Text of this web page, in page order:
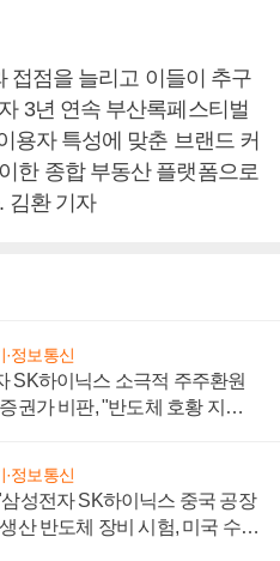
접점을 늘리고 이들이 추구
3년 연속 부산록페스티벌
용자 특성에 맞춘 브랜드 커
한 종합 부동산 플랫폼으로
김환 기자
·정보통신
SK하이닉스 소극적 주주환원
권가 비판, "반도체 호황 지속
·정보통신
성전자 SK하이닉스 중국 공장
산 반도체 장비 시험, 미국 수출